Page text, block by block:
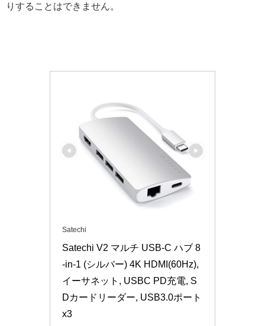
りすることはできません。
Satechi
Satechi V2 マルチ USB-C ハブ 8
-in-1 (シルバー) 4K HDMI(60Hz),
イーサネット, USBC PD充電, S
Dカードリーダー, USB3.0ポート
x3